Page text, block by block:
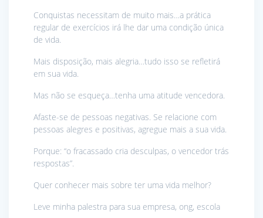
Conquistas necessitam de muito mais…a prática
regular de exercícios irá lhe dar uma condição única
de vida.
Mais disposição, mais alegria…tudo isso se refletirá
em sua vida.
Mas não se esqueça…tenha uma atitude vencedora.
Afaste-se de pessoas negativas. Se relacione com
pessoas alegres e positivas, agregue mais a sua vida.
Porque: “o fracassado cria desculpas, o vencedor trás
respostas”.
Quer conhecer mais sobre ter uma vida melhor?
Leve minha palestra para sua empresa, ong, escola